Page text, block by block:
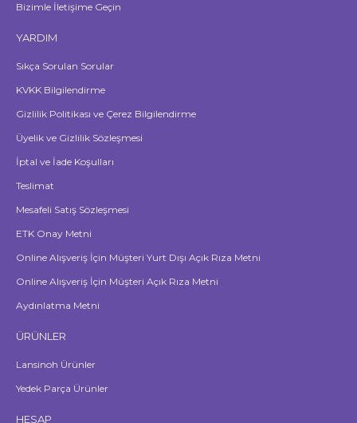
Bizimle İletişime Geçin
YARDIM
Sıkça Sorulan Sorular
KVKK Bilgilendirme
Gizlilik Politikası ve Çerez Bilgilendirme
Üyelik ve Gizlilik Sözleşmesi
İptal ve İade Koşulları
Teslimat
Mesafeli Satış Sözleşmesi
ETK Onay Metni
Online Alışveriş İçin Müşteri Yurt Dışı Açık Rıza Metni
Online Alışveriş İçin Müşteri Açık Rıza Metni
Aydınlatma Metni
ÜRÜNLER
Lansinoh Ürünler
Yedek Parça Ürünler
HESAP